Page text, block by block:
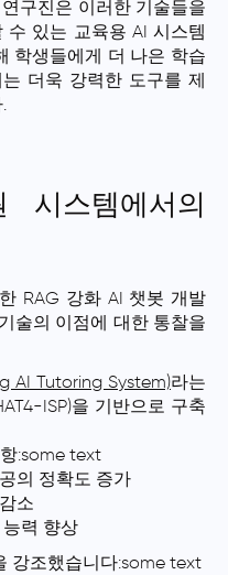
구진은 이러한 기술들을
수 있는 교육용 AI 시스템
학생들에게 더 나은 학습
더욱 강력한 도구를 제
스템에서의
RAG 강화 AI 챗봇 개발
술의 이점에 대한 통찰을
AI Tutoring System)라는
ISP)을 기반으로 구축
:some text
의 정확도 증가
소
력 향상
강조했습니다:some text